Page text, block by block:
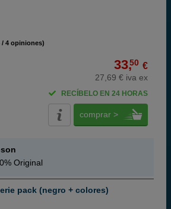
/ 4 opiniones)
33,50 €
27,69 € iva ex
RECÍBELO EN 24 HORAS
comprar >
Original
pack (negro + colores)